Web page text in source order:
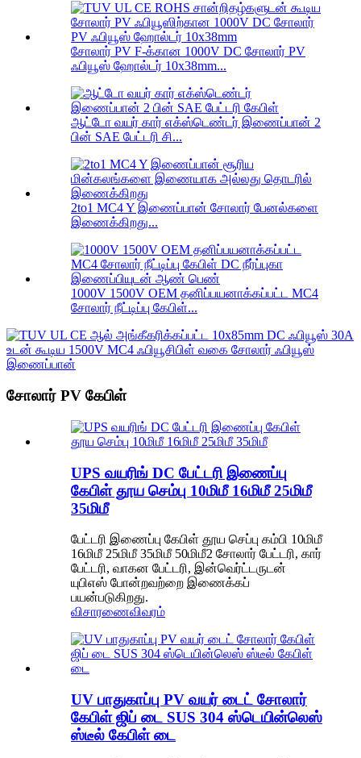
சோலார் PV F-க்கான 1000V DC சோலார் PV
ஃபியூஸ் ஹோல்டர் 10x38mm...
ஆட்டோ வயர் கார் எக்ஸ்டெண்டர் இணைப்பான் 2
பின் SAE பேட்டரி சி...
2to1 MC4 Y இணைப்பான் சோலார் பேனல்களை
இணைக்கிறது...
1000V 1500V OEM தனிப்பயனாக்கப்பட்ட MC4
சோலார் நீட்டிப்பு கேபிள்...
சோலார் PV கேபிள்
UPS வயரிங் DC பேட்டரி இணைப்பு
கேபிள் தூய செம்பு 10மிமீ 16மிமீ 25மிமீ
35மிமீ
பேட்டரி இணைப்பு கேபிள் தூய செப்பு கம்பி 10மிமீ
16மிமீ 25மிமீ 35மிமீ 50மிமீ2 சோலார் பேட்டரி, கார்
பேட்டரி, வாகன பேட்டரி, இன்வெர்ட்டருடன்
யுபிஎஸ் போன்றவற்றை இணைக்கப்
பயன்படுகிறது.
விசாரணைவிவரம்
UV பாதுகாப்பு PV வயர் டைட் சோலார்
கேபிள் ஜிப் டை SUS 304 ஸ்டெயின்லெஸ்
ஸ்டீல் கேபிள் டை